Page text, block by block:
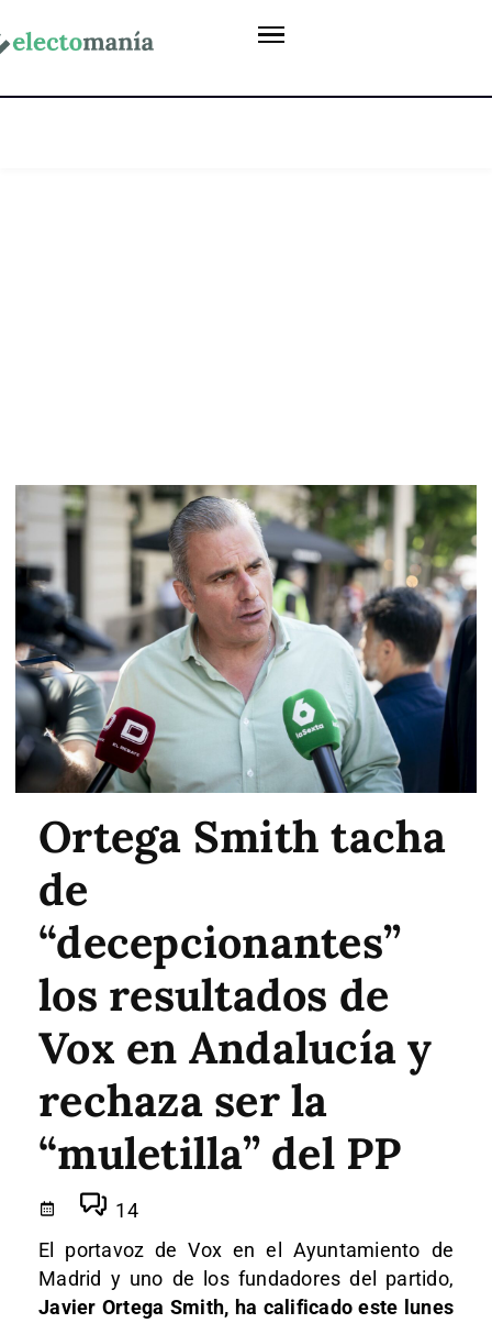
Ortega Smith tacha
de
“decepcionantes”
los resultados de
Vox en Andalucía y
rechaza ser la
“muletilla” del PP
14
El portavoz de Vox en el Ayuntamiento de
Madrid y uno de los fundadores del partido,
Javier Ortega Smith, ha calificado este lunes